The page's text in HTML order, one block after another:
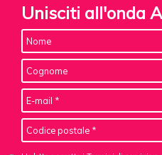
Unisciti all'onda